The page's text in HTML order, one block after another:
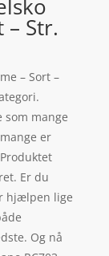
– Str.
– Sort –
som mange
er
Er du
hjælpen lige
Og nå